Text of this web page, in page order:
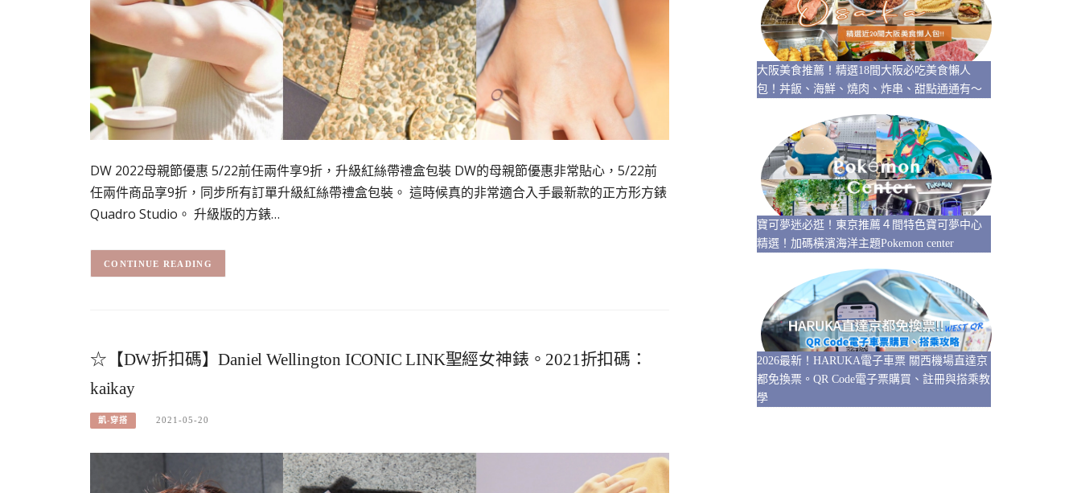
DW 2022母親節優惠 5/22前任兩件享9折，升級紅絲帶禮盒包裝 DW的母親節優惠非常貼心，5/22前
任兩件商品享9折，同步所有訂單升級紅絲帶禮盒包裝。 這時候真的非常適合入手最新款的正方形方錶
Quadro Studio。 升級版的方錶…
CONTINUE READING
☆【DW折扣碼】Daniel Wellington ICONIC LINK聖經女神錶。2021折扣碼：
kaikay
凱-穿搭 2021-05-20
大阪美食推薦！精選18間大阪必吃美食懶人
包！丼飯、海鮮、燒肉、炸串、甜點通通有～
寶可夢迷必逛！東京推薦４間特色寶可夢中心
精選！加碼橫濱海洋主題Pokemon center
2026最新！HARUKA電子車票 關西機場直達京
都免換票。QR Code電子票購買、註冊與搭乘教
學